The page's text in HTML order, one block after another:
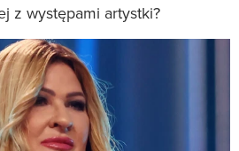
z występami artystki?